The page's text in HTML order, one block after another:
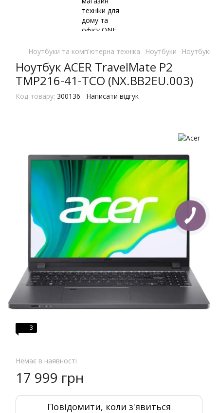
Ноутбуки та комп'ютерна техніка Ноутбуки Ноутбуки
Ноутбук ACER TravelMate P2
TMP216-41-TCO (NX.BB2EU.003)
Код товару: 300136 Написати відгук
3
Немає в наявності
17 999 грн
Повідомити, коли з'явиться